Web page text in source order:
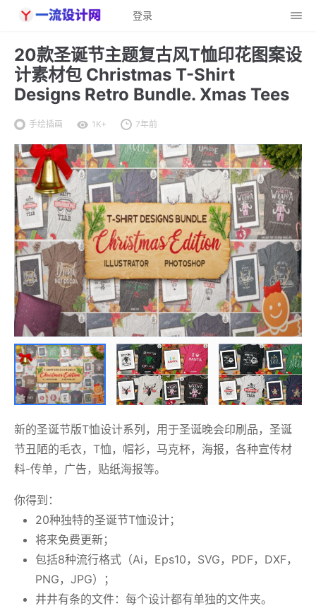
登录
20款圣诞节主题复古风T恤印花图案设
计素材包 Christmas T-Shirt
Designs Retro Bundle. Xmas Tees
手绘插画 1K+ 7年前
新的圣诞节版T恤设计系列，用于圣诞晚会印刷品，圣诞
节丑陋的毛衣，T恤，帽衫，马克杯，海报，各种宣传材
料-传单，广告，贴纸海报等。
你得到：
20种独特的圣诞节T恤设计；
将来免费更新；
包括8种流行格式（Ai，Eps10，SVG，PDF，DXF，
PNG，JPG）；
井井有条的文件：每个设计都有单独的文件夹。